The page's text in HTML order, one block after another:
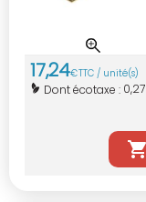
17,24€TTC / unité(s)
Dont écotaxe : 0,27